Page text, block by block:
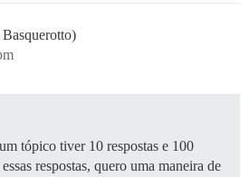
tópico tiver 10 respostas e 100
respostas, quero uma maneira de